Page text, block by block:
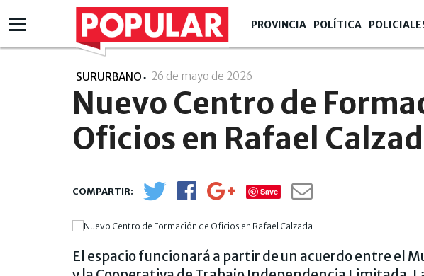
PROVINCIA POLÍTICA
SURURBANO 26 de mayo de 2026
Nuevo Centro de
Oficios en Rafael
Save
El espacio funcionará a partir de un acuerdo entre el